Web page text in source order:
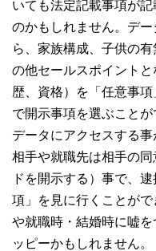
いても法定記載事項が
のかもしれません。デ
ら、家族構成、子供の
の他セールスポイント
歴、資格）を「任意事
で開示事項を選ぶこと
データにアクセスする
相手や就職先は相手の
ドを開示する）事で、
項」を見に行くことが
や就職時・結婚時に嘘
ッピーかもしれません